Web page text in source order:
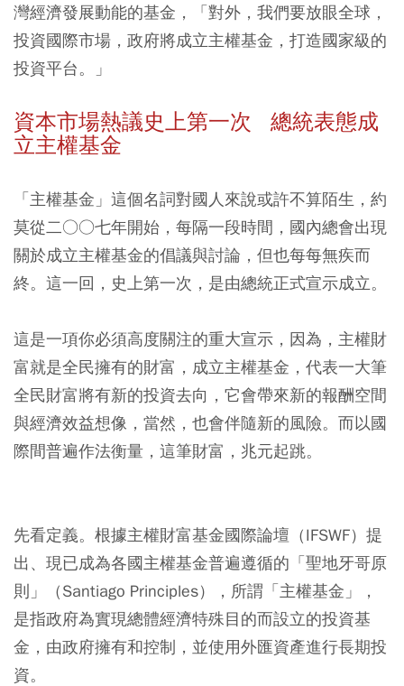
灣經濟發展動能的基金，「對外，我們要放眼全球，
投資國際市場，政府將成立主權基金，打造國家級的
投資平台。」
資本市場熱議史上第一次 總統表態成
立主權基金
「主權基金」這個名詞對國人來說或許不算陌生，約
莫從二○○七年開始，每隔一段時間，國內總會出現
關於成立主權基金的倡議與討論，但也每每無疾而
終。這一回，史上第一次，是由總統正式宣示成立。
這是一項你必須高度關注的重大宣示，因為，主權財
富就是全民擁有的財富，成立主權基金，代表一大筆
全民財富將有新的投資去向，它會帶來新的報酬空間
與經濟效益想像，當然，也會伴隨新的風險。而以國
際間普遍作法衡量，這筆財富，兆元起跳。
先看定義。根據主權財富基金國際論壇（IFSWF）提
出、現已成為各國主權基金普遍遵循的「聖地牙哥原
則」（Santiago Principles），所謂「主權基金」，
是指政府為實現總體經濟特殊目的而設立的投資基
金，由政府擁有和控制，並使用外匯資產進行長期投
資。